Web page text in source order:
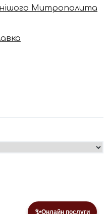
✨Онлайн послуги
Митрополита